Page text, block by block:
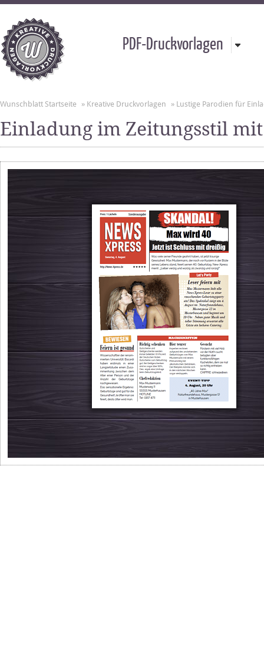
PDF-Druckvorlagen
Wunschblatt Startseite » Kreative Druckvorlagen » Lustige Parodien für
Einladung im Zeitungsstil